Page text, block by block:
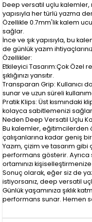
Deep versatil uçlu kalemler,
yapısıyla her türlü yazma
Özellikle 0.7mm'lik kalem
sağlar.
İnce ve şık yapısıyla, bu
de günlük yazım
Özellikler:
Etkileyici Tasarım:Çok Özel
şıklığınızı yansıtır.
Transparan Grip: Kullanıcı
sunar ve uzun süreli
Pratik Klips: Üst kısmındaki
kolayca sabitlemenizi
Neden Deep Versatil Uçlu
Bu kalemler, eğitimcilerden
çalışanlarına kadar geniş
Yazım, çizim ve tasarım
performans gösterir. Ayrıca
ortamınızı
Sonuç olarak, eğer siz de
istiyorsanız, deep versatil
Günlük yaşamınıza şıklık
performans sunar. Hemen